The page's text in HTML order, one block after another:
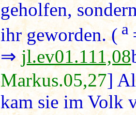
geholfen,
ihr geworden. ( a
⇒jl.ev01.111,08
Markus.05,27]
kam sie im Volk